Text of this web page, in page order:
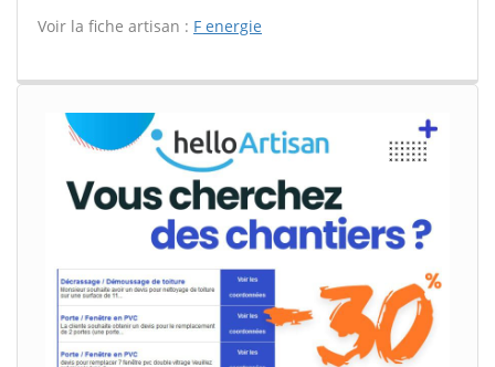
Voir la fiche artisan : F energie